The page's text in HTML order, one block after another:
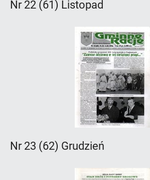
Nr 22 (61) Listopad
Nr 23 (62) Grudzień